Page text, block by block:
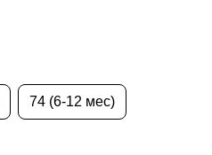
74 (6-12 мес)